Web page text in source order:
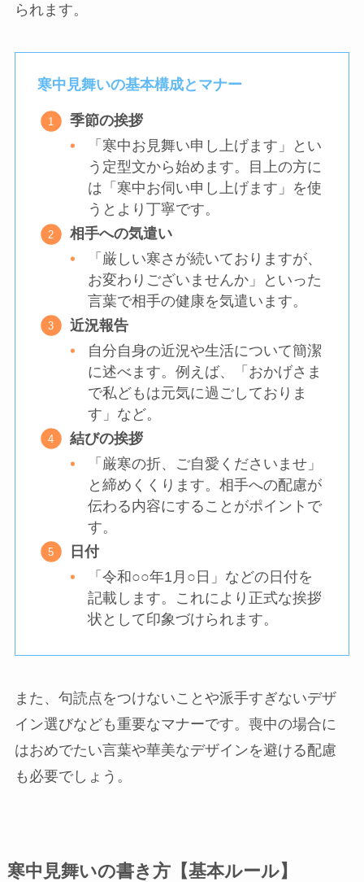
られます。
寒中見舞いの基本構成とマナー
季節の挨拶
「寒中お見舞い申し上げます」とい
う定型文から始めます。目上の方に
は「寒中お伺い申し上げます」を使
うとより丁寧です。
相手への気遣い
「厳しい寒さが続いておりますが、
お変わりございませんか」といった
言葉で相手の健康を気遣います。
近況報告
自分自身の近況や生活について簡潔
に述べます。例えば、「おかげさま
で私どもは元気に過ごしておりま
す」など。
結びの挨拶
「厳寒の折、ご自愛くださいませ」
と締めくくります。相手への配慮が
伝わる内容にすることがポイントで
す。
日付
「令和○○年1月○日」などの日付を
記載します。これにより正式な挨拶
状として印象づけられます。
また、句読点をつけないことや派手すぎないデザ
イン選びなども重要なマナーです。喪中の場合に
はおめでたい言葉や華美なデザインを避ける配慮
も必要でしょう。
寒中見舞いの書き方【基本ルール】